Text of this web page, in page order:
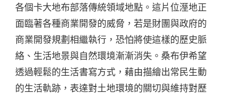
各個卡大地布部落傳統領域地點。這片位溼地正
面臨著各種商業開發的威脅，若是財團與政府的
商業開發規劃相繼執行，恐怕將使這樣的歷史脈
絡、生活地景與自然環境漸漸消失。桑布伊希望
透過輕鬆的生活書寫方式，藉由描繪出常民生動
的生活軌跡，表達對土地環境的關切與維持對歷